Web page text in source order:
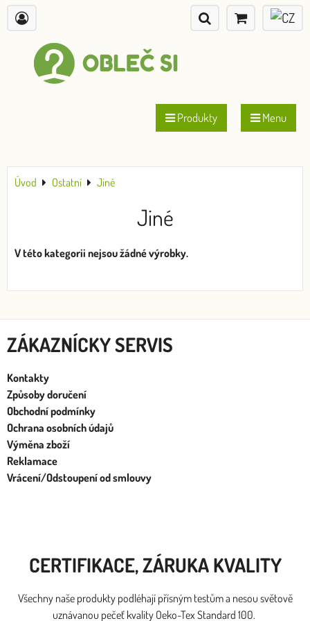
Produkty Menu
Úvod Ostatní Jiné
Jiné
ZÁKAZNÍCKY SERVIS
Kontakty
Způsoby doručení
Obchodní podmínky
Ochrana osobních údajů
Výměna zboží
Reklamace
Vrácení/Odstoupení od smlouvy
CERTIFIKACE, ZÁRUKA KVALITY
Všechny naše produkty podléhají přísným testům a nesou světově
uznávanou pečeť kvality Oeko-Tex Standard 100.